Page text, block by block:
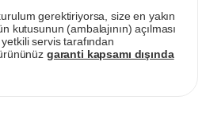
gerektiriyorsa, size en yakın
kutusunun (ambalajının) açılması
servis tarafından
garanti kapsamı dışında